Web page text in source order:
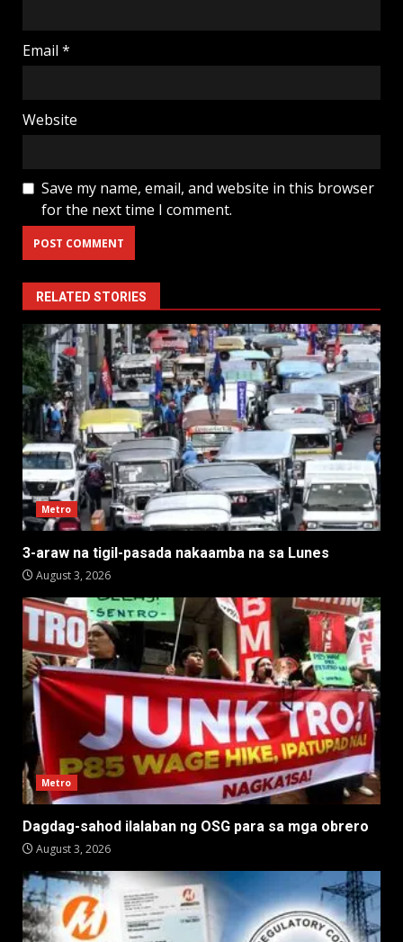
Email *
Website
Save my name, email, and website in this browser
for the next time I comment.
RELATED STORIES
Metro
3-araw na tigil-pasada nakaamba na sa Lunes
August 3, 2026
Metro
Dagdag-sahod ilalaban ng OSG para sa mga obrero
August 3, 2026